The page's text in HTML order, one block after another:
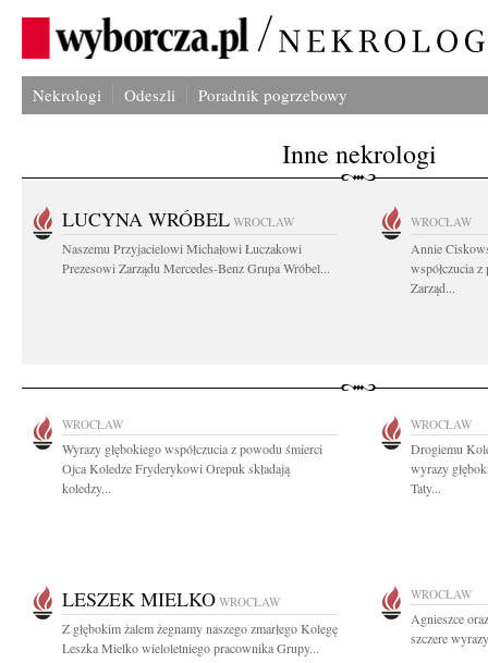
Nekrologi Odeszli Poradnik pogrzebowy
Inne nekrologi
LUCYNA WRÓBEL WROCŁAW
Naszemu Przyjacielowi Michałowi Łuczakowi
Prezesowi Zarządu Mercedes-Benz Grupa Wróbel...
WROCŁAW
Annie
współczucia
Zarząd...
WROCŁAW
Wyrazy głębokiego współczucia z powodu śmierci
Ojca Koledze Fryderykowi Orepuk składają
koledzy...
WROCŁAW
Drogiemu
wyrazy
Taty...
LESZEK MIELKO WROCŁAW
Z głębokim żalem żegnamy naszego zmarłego Kolegę
Leszka Mielko wieloletniego pracownika Grupy...
WROCŁAW
Agnieszce
szczere